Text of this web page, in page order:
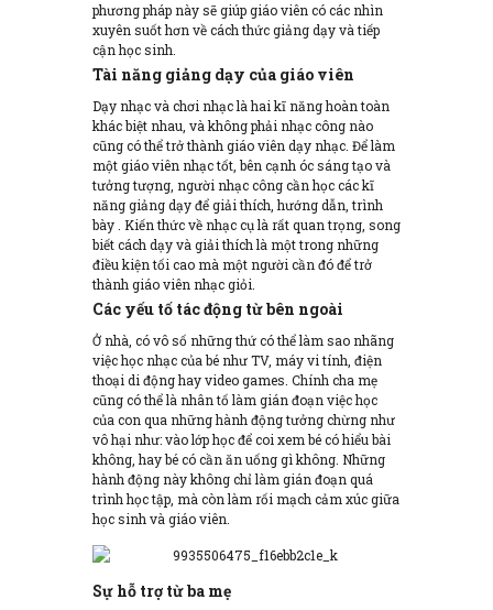
phương pháp này sẽ giúp giáo viên có các nhìn
xuyên suốt hơn về cách thức giảng dạy và tiếp
cận học sinh.
Tài năng giảng dạy của giáo viên
Dạy nhạc và chơi nhạc là hai kĩ năng hoàn toàn
khác biệt nhau, và không phải nhạc công nào
cũng có thể trở thành giáo viên dạy nhạc. Để làm
một giáo viên nhạc tốt, bên cạnh óc sáng tạo và
tưởng tượng, người nhạc công cần học các kĩ
năng giảng dạy để giải thích, hướng dẫn, trình
bày . Kiến thức về nhạc cụ là rất quan trọng, song
biết cách dạy và giải thích là một trong những
điều kiện tối cao mà một người cần đó để trở
thành giáo viên nhạc giỏi.
Các yếu tố tác động từ bên ngoài
Ở nhà, có vô số những thứ có thể làm sao nhãng
việc học nhạc của bé như TV, máy vi tính, điện
thoại di động hay video games. Chính cha mẹ
cũng có thể là nhân tố làm gián đoạn việc học
của con qua những hành động tưởng chừng như
vô hại như: vào lớp học để coi xem bé có hiểu bài
không, hay bé có cần ăn uống gì không. Những
hành động này không chỉ làm gián đoạn quá
trình học tập, mà còn làm rối mạch cảm xúc giữa
học sinh và giáo viên.
Sự hỗ trợ từ ba mẹ